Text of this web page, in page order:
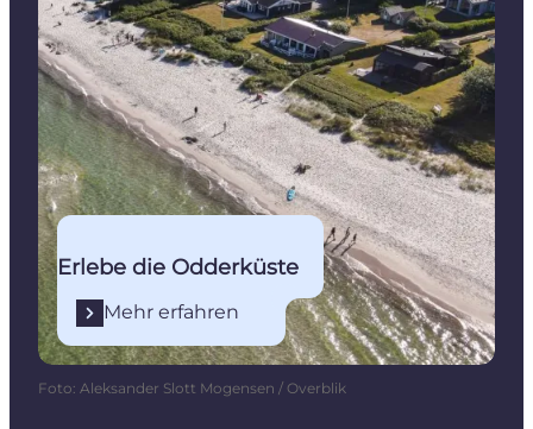
Erlebe die Odderküste
Mehr erfahren
Foto: Aleksander Slott Mogensen / Overblik